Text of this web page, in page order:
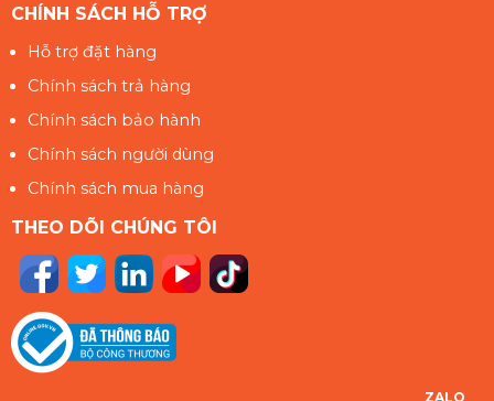
CHÍNH SÁCH HỖ TRỢ
Hỗ trợ đặt hàng
Chính sách trả hàng
Chính sách bảo hành
Chính sách người dùng
Chính sách mua hàng
THEO DÕI CHÚNG TÔI
ZALO